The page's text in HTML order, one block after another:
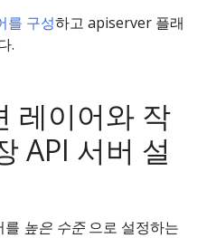
를 구성하고 apiserver 플래
.
레이어와 작
API 서버 설
를 높은 수준으로 설정하는